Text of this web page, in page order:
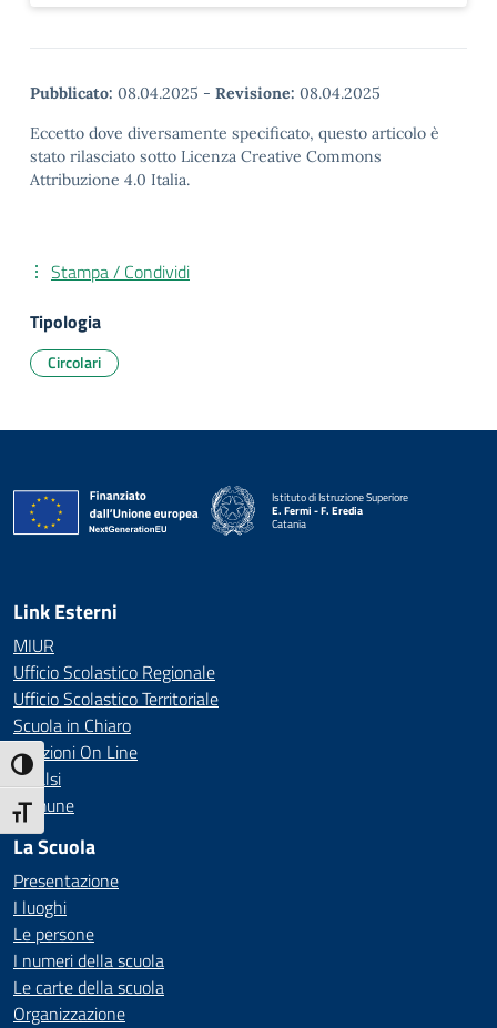
Attiva/disattiva alto contrasto
Attiva/disattiva dimensione testo
Pubblicato: 08.04.2025 - Revisione: 08.04.2025
Eccetto dove diversamente specificato, questo articolo è
stato rilasciato sotto Licenza Creative Commons
Attribuzione 4.0 Italia.
Stampa / Condividi
Tipologia
Circolari
Istituto di Istruzione Superiore
E. Fermi - F. Eredia
Catania
Link Esterni
MIUR
Ufficio Scolastico Regionale
Ufficio Scolastico Territoriale
Scuola in Chiaro
Iscrizioni On Line
Invalsi
Comune
La Scuola
Presentazione
I luoghi
Le persone
I numeri della scuola
Le carte della scuola
Organizzazione